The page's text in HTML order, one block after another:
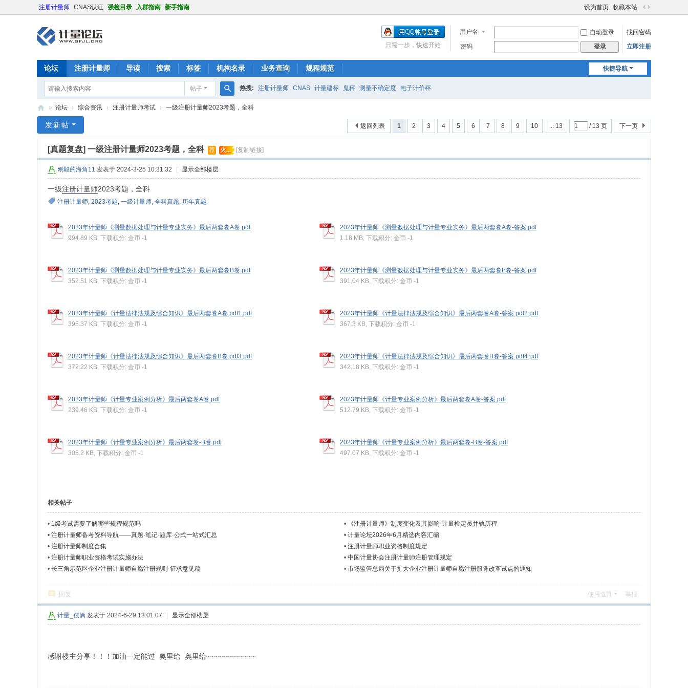
注册计量师 CNAS认证 强检目录 入群指南 新手指南 设为首页 收藏本站
切
到
宽
用户名 自动登录
找回密码
密码
登录 立即注册
只需一步，快速开始
快捷导航
论坛 注册计量师 导读 搜索 标签 机构名录 业务查询 规程规范
帖子
搜
热搜: 注册计量师 CNAS 计量建标 鬼秤 测量不确定度 电子计价秤
量
» 论坛 › 综合资讯 › 注册计量师考试 › 一级注册计量师2023考题，全科
1 2 3 4 5 6 7 8 9 10 ... 13 / 13 页 下一页
返回列表
发新帖
[真题复盘] 一级注册计量师2023考题，全科 荐 火... [复制链接]
刚毅的海角11 发表于 2024-3-25 10:31:32 显示全部楼层
一级注册计量师2023考题，全科
注册计量师, 2023考题, 一级计量师, 全科真题, 历年真题
2023年计量师《测量数据处理与计量专业实务》最后两套卷A卷.pdf
994.89 KB, 下载积分: 金币 -1
2023年计量师《测量数据处理与计量专业实务》最后两套卷A卷-答案.pdf
1.18 MB, 下载积分: 金币 -1
2023年计量师《测量数据处理与计量专业实务》最后两套卷B卷.pdf
352.51 KB, 下载积分: 金币 -1
2023年计量师《测量数据处理与计量专业实务》最后两套卷B卷-答案.pdf
391.04 KB, 下载积分: 金币 -1
2023年计量师《计量法律法规及综合知识》最后两套卷A卷.pdf1.pdf
395.37 KB, 下载积分: 金币 -1
2023年计量师《计量法律法规及综合知识》最后两套卷A卷-答案.pdf2.pdf
367.3 KB, 下载积分: 金币 -1
2023年计量师《计量法律法规及综合知识》最后两套卷B卷.pdf3.pdf
372.22 KB, 下载积分: 金币 -1
2023年计量师《计量法律法规及综合知识》最后两套卷B卷-答案.pdf4.pdf
342.18 KB, 下载积分: 金币 -1
2023年计量师《计量专业案例分析》最后两套卷A卷.pdf
239.46 KB, 下载积分: 金币 -1
2023年计量师《计量专业案例分析》最后两套卷A卷-答案.pdf
512.79 KB, 下载积分: 金币 -1
2023年计量师《计量专业案例分析》最后两套卷-B卷.pdf
305.2 KB, 下载积分: 金币 -1
2023年计量师《计量专业案例分析》最后两套卷-B卷-答案.pdf
497.07 KB, 下载积分: 金币 -1
相关帖子
• 1级考试需要了解哪些规程规范吗 •
《注册计量师》制度变化及其影响-计量检定员并轨历程
• 注册计量师备考资料导航——真题·笔记·题库·公式一站式汇总 • 计量论坛2026年6月精选内容汇编
• 注册计量师制度合集 • 注册计量师职业资格制度规定
• 注册计量师职业资格考试实施办法 • 中国计量协会注册计量师注册管理规定
• 长三角示范区企业注册计量师自愿注册规则-征求意见稿 • 市场监管总局关于扩大企业注册计量师自愿注册服务改革试点的通知
回复 使用道具 举报
计量_伎俩 发表于 2024-6-29 13:01:07 显示全部楼层
感谢楼主分享！！！加油一定能过 奥里给 奥里给~~~~~~~~~~~~